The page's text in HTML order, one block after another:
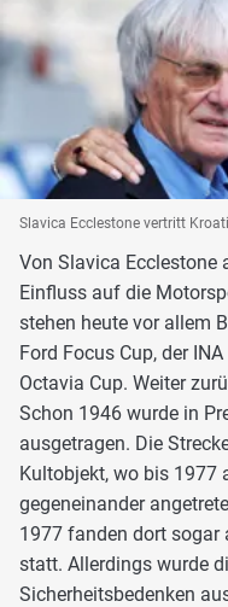
Slavica Ecclestone vertritt
Von Slavica Ecclestone
Einfluss auf die
stehen heute vor allem
Ford Focus Cup, der
Octavia Cup. Weiter
Schon 1946 wurde in
ausgetragen. Die
Kultobjekt, wo bis 1977
gegeneinander
1977 fanden dort sogar
statt. Allerdings wurde
Sicherheitsbedenken